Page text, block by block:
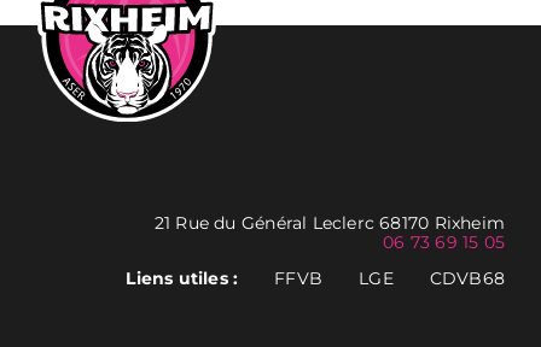
21 Rue du Général Leclerc 68170 Rixheim
06 73 69 15 05
Liens utiles :
FFVB LGE CDVB68